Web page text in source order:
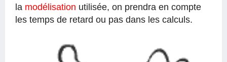
la modélisation utilisée, on prendra en compte
les temps de retard ou pas dans les calculs.